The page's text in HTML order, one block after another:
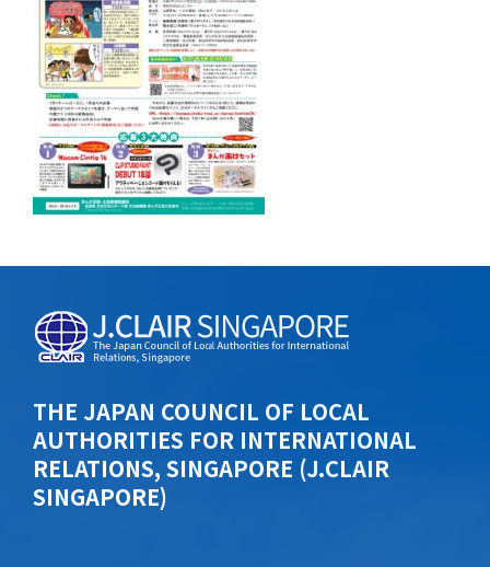
THE JAPAN COUNCIL OF LOCAL
AUTHORITIES FOR INTERNATIONAL
RELATIONS, SINGAPORE (J.CLAIR
SINGAPORE)